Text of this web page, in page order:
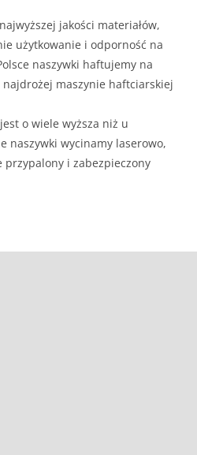
jakości materiałów,
użytkowanie i odporność na
naszywki haftujemy na
maszynie haftciarskiej
o wiele wyższa niż u
naszywki wycinamy laserowo,
i zabezpieczony